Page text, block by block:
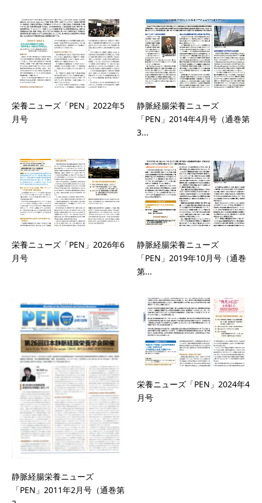
栄養ニューズ「PEN」2022年5
月号
静脈経腸栄養ニューズ
「PEN」2014年4月号（通巻第
3...
栄養ニューズ「PEN」2026年6
月号
静脈経腸栄養ニューズ
「PEN」2019年10月号（通巻
第...
静脈経腸栄養ニューズ
「PEN」2011年2月号（通巻第
栄養ニューズ「PEN」2024年4
月号